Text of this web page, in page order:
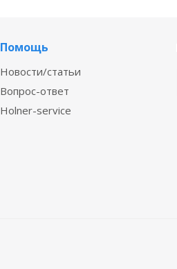
Помощь
Новости/статьи
Вопрос-ответ
Holner-service